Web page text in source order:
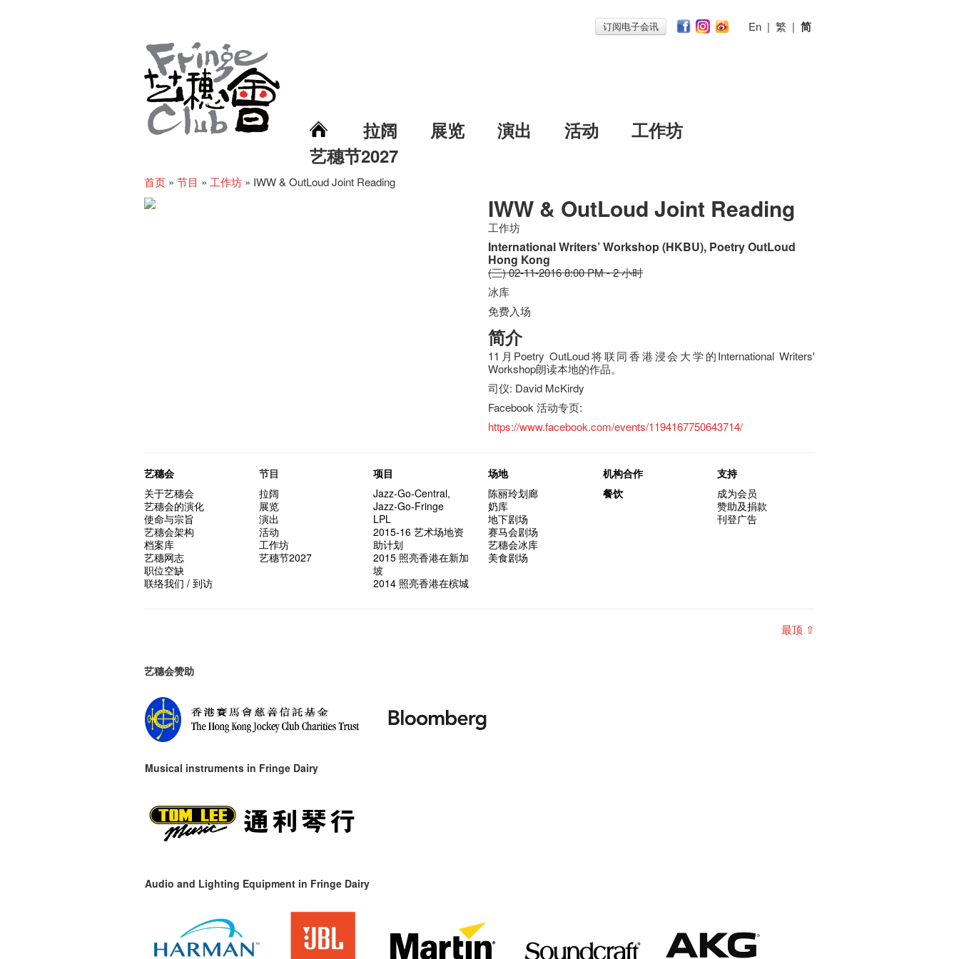
订阅电子会讯 En | 繁 | 简
拉阔 展览 演出 活动
工作坊
艺穗节2027
首页 » 节目 » 工作坊 » IWW & OutLoud Joint Reading
IWW & OutLoud Joint Reading
工作坊
International Writers’ Workshop (HKBU), Poetry OutLoud
Hong Kong
(三) 02-11-2016 8:00 PM - 2 小时
冰库
免费入场
简介
11月Poetry OutLoud将联同香港浸会大学的International Writers'
Workshop朗读本地的作品。
司仪: David McKirdy
Facebook 活动专页:
https://www.facebook.com/events/1194167750643714/
艺穗会
关于艺穗会
艺穗会的演化
使命与宗旨
艺穗会架构
档案库
艺穗网志
职位空缺
联络我们 / 到访
节目
拉阔
展览
演出
活动
工作坊
艺穗节2027
项目
Jazz-Go-Central,
Jazz-Go-Fringe
LPL
2015-16 艺术场地资
助计划
2015 照亮香港在新加
坡
2014 照亮香港在槟城
场地
陈丽玲划廊
奶库
地下剧场
赛马会剧场
艺穗会冰库
美食剧场
机构合作
餐饮
支持
成为会员
赞助及捐款
刊登广告
最顶 ⇧
艺穗会赞助
Musical instruments in Fringe Dairy
Audio and Lighting Equipment in Fringe Dairy